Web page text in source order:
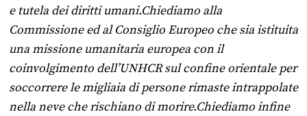
e tutela dei diritti umani.Chiediamo alla
Commissione ed al Consiglio Europeo che sia istituita
una missione umanitaria europea con il
coinvolgimento dell’UNHCR sul confine orientale per
soccorrere le migliaia di persone rimaste intrappolate
nella neve che rischiano di morire.Chiediamo infine